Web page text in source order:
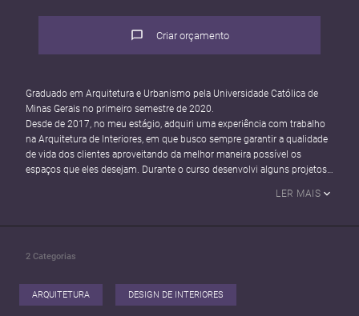
Criar orçamento
Graduado em Arquitetura e Urbanismo pela Universidade Católica de
Minas Gerais no primeiro semestre de 2020.
Desde de 2017, no meu estágio, adquiri uma experiência com trabalho
na Arquitetura de Interiores, em que busco sempre garantir a qualidade
de vida dos clientes aproveitando da melhor maneira possível os
espaços que eles desejam. Durante o curso desenvolvi alguns projetos
trabalhados dentro da legislação urbanística de Belo Horizonte, inclusive
LER MAIS
2 Categorias
ARQUITETURA DESIGN DE INTERIORES